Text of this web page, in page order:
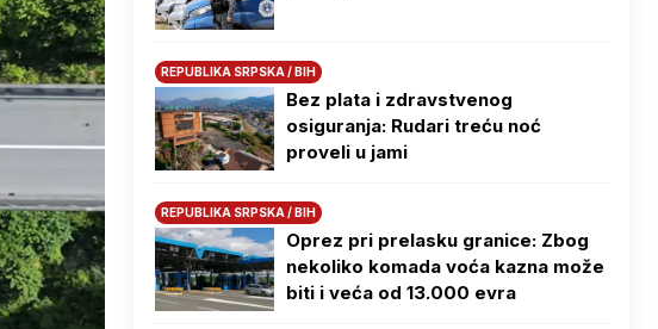
REPUBLIKA SRPSKA / BIH
Bez plata i zdravstvenog
osiguranja: Rudari treću noć
proveli u jami
REPUBLIKA SRPSKA / BIH
Oprez pri prelasku granice: Zbog
nekoliko komada voća kazna može
biti i veća od 13.000 evra